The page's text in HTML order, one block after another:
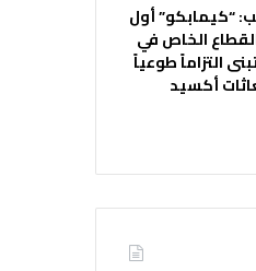
“كيمابكو” أول
الخاص في
التزاماً طوعياً
أكسيد